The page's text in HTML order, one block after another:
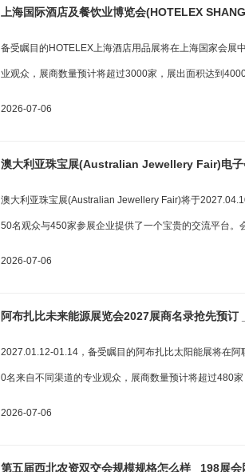
上海国际酒店及餐饮业博览会(HOTELEX
备受瞩目的HOTELEX上海酒店用品展将在上海国家会
业观众，展商数量预计将超过3000家，展出面积达到
2026-07-06
澳大利亚珠宝展(Australian Jewellery Fair)电子
澳大利亚珠宝展(Australian Jewellery Fair)将于
50名观众与450家参展企业提供了一个宝贵的交流平台。
2026-07-06
阿布扎比未来能源展览会2027展商名录抢先预订
2027.01.12-01.14，备受瞩目的阿布扎比太阳能展将在
0名来自不同渠道的专业观众，展商数量预计将超过480
2026-07-06
第五届西北农资双交会规模规格怎么样 _198展会